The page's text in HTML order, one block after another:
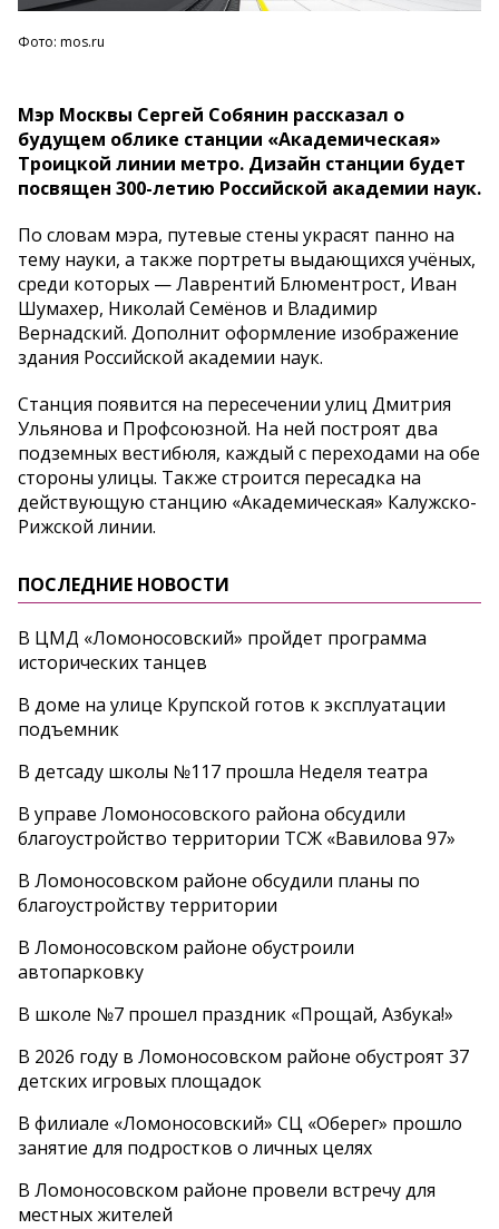
Фото: mos.ru
Мэр Москвы Сергей Собянин рассказал о
будущем облике станции «Академическая»
Троицкой линии метро. Дизайн станции будет
посвящен 300-летию Российской академии наук.
По словам мэра, путевые стены украсят панно на
тему науки, а также портреты выдающихся учёных,
среди которых — Лаврентий Блюментрост, Иван
Шумахер, Николай Семёнов и Владимир
Вернадский. Дополнит оформление изображение
здания Российской академии наук.
Станция появится на пересечении улиц Дмитрия
Ульянова и Профсоюзной. На ней построят два
подземных вестибюля, каждый с переходами на обе
стороны улицы. Также строится пересадка на
действующую станцию «Академическая» Калужско-
Рижской линии.
ПОСЛЕДНИЕ НОВОСТИ
В ЦМД «Ломоносовский» пройдет программа
исторических танцев
В доме на улице Крупской готов к эксплуатации
подъемник
В детсаду школы №117 прошла Неделя театра
В управе Ломоносовского района обсудили
благоустройство территории ТСЖ «Вавилова 97»
В Ломоносовском районе обсудили планы по
благоустройству территории
В Ломоносовском районе обустроили
автопарковку
В школе №7 прошел праздник «Прощай, Азбука!»
В 2026 году в Ломоносовском районе обустроят 37
детских игровых площадок
В филиале «Ломоносовский» СЦ «Оберег» прошло
занятие для подростков о личных целях
В Ломоносовском районе провели встречу для
местных жителей